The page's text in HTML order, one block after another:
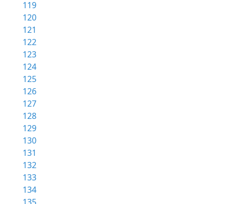
119
120
121
122
123
124
125
126
127
128
129
130
131
132
133
134